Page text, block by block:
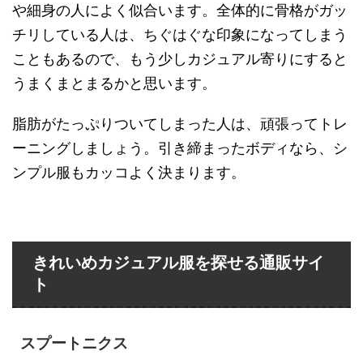
や細身の人によく似合います。全体的に骨格がガッ
チリしている人は、ちぐはぐな印象になってしまう
こともあるので、もう少しカジュアル寄りにすると
うまくまとまるかと思います。
脂肪がたっぷりついてしまった人は、頑張ってトレ
ーニングしましょう。引き締まったボディなら、シ
ンプル服もカッコよく決まります。
きれいめカジュアル服を探せる通販サイ
ト
スプートニクス